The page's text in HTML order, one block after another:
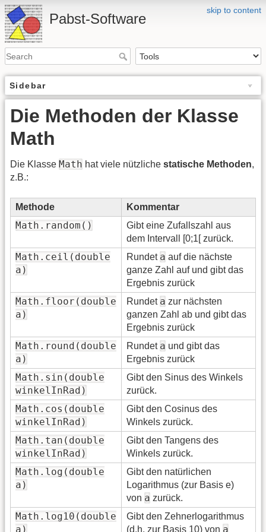
skip to content
Pabst-Software
Sidebar
Die Methoden der Klasse
Math
Die Klasse Math hat viele nützliche statische Methoden,
z.B.:
Methode Kommentar
Math.random()
Gibt eine Zufallszahl aus
dem Intervall [0;1[ zurück.
Math.ceil(double
a)
Rundet a auf die nächste
ganze Zahl auf und gibt das
Ergebnis zurück
Math.floor(double
a)
Rundet a zur nächsten
ganzen Zahl ab und gibt das
Ergebnis zurück
Math.round(double
a)
Rundet a und gibt das
Ergebnis zurück
Math.sin(double
winkelInRad)
Gibt den Sinus des Winkels
zurück.
Math.cos(double
winkelInRad)
Gibt den Cosinus des
Winkels zurück.
Math.tan(double
winkelInRad)
Gibt den Tangens des
Winkels zurück.
Math.log(double
a)
Gibt den natürlichen
Logarithmus (zur Basis e)
von a zurück.
Math.log10(double
a)
Gibt den Zehnerlogarithmus
(d.h. zur Basis 10) von a